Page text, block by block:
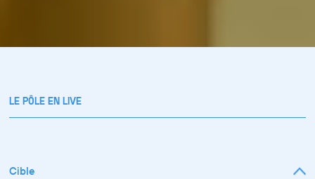
LE PÔLE EN LIVE
Cible